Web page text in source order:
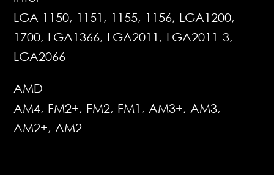
LGA 1150, 1151, 1155, 1156, LGA1200,
1700, LGA1366, LGA2011, LGA2011-3,
LGA2066
AMD
AM4, FM2+, FM2, FM1, AM3+, AM3,
AM2+, AM2